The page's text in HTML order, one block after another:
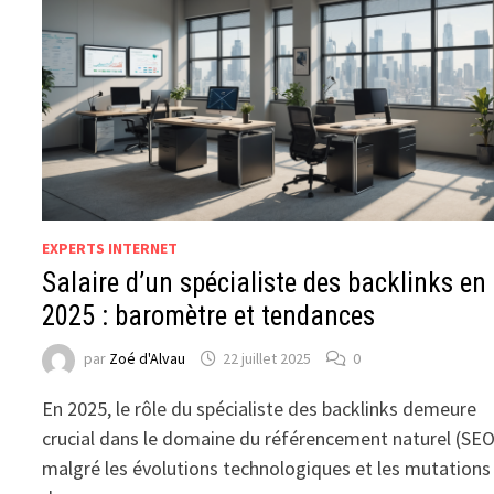
EXPERTS INTERNET
Salaire d’un spécialiste des backlinks en
2025 : baromètre et tendances
par Zoé d'Alvau 22 juillet 2025 0
En 2025, le rôle du spécialiste des backlinks demeure
crucial dans le domaine du référencement naturel
malgré les évolutions technologiques et les mutations